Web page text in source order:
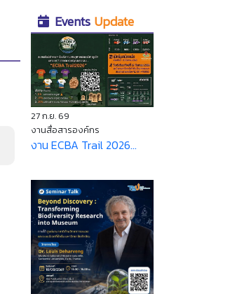
Events Update
27 ก.ย. 69
งานสื่อสารองค์กร
งาน ECBA Trail 2026...